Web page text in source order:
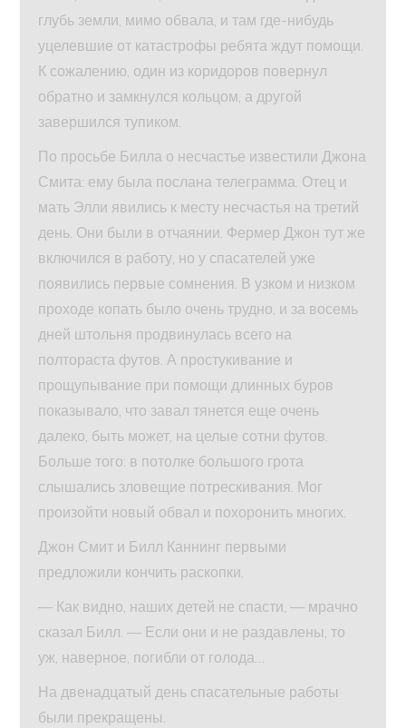
глубь земли, мимо обвала, и там где-нибудь
уцелевшие от катастрофы ребята ждут помощи.
К сожалению, один из коридоров повернул
обратно и замкнулся кольцом, а другой
завершился тупиком.
По просьбе Билла о несчастье известили Джона
Смита: ему была послана телеграмма. Отец и
мать Элли явились к месту несчастья на третий
день. Они были в отчаянии. Фермер Джон тут же
включился в работу, но у спасателей уже
появились первые сомнения. В узком и низком
проходе копать было очень трудно, и за восемь
дней штольня продвинулась всего на
полтораста футов. А простукивание и
прощупывание при помощи длинных буров
показывало, что завал тянется еще очень
далеко, быть может, на целые сотни футов.
Больше того: в потолке большого грота
слышались зловещие потрескивания. Мог
произойти новый обвал и похоронить многих.
Джон Смит и Билл Каннинг первыми
предложили кончить раскопки.
— Как видно, наших детей не спасти, — мрачно
сказал Билл. — Если они и не раздавлены, то
уж, наверное, погибли от голода…
На двенадцатый день спасательные работы
были прекращены.